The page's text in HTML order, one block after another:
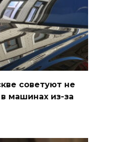
советуют не
машинах из-за